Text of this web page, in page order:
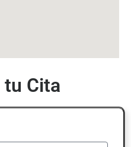
Cita